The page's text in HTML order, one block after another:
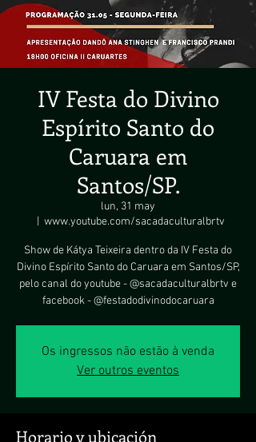
IV Festa do Divino
Espírito Santo do
Caruara em
Santos/SP.
lun, 31 may
www.youtube.com/sacadaculturalbrtv
Show de Kátya Teixeira dentro da IV Festa do
Divino Espírito Santo do Caruara em Santos/SP,
pelo canal do youtube - @sacadaculturalbrtv e
facebook - @festadodivinodocaruara
Os ingressos não estão à venda
Ver outros eventos
Horario y ubicación